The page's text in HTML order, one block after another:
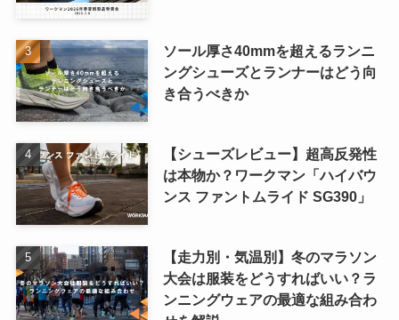
ソール厚さ40mmを超えるランニ
ングシューズとランナーはどう向
き合うべきか
【シューズレビュー】超高反発性
は本物か？ワークマン「ハイバウ
ンス ファントムライド SG390」
【走力別・気温別】冬のマラソン
大会は服装をどうすればいい？ラ
ンニングウェアの最適な組み合わ